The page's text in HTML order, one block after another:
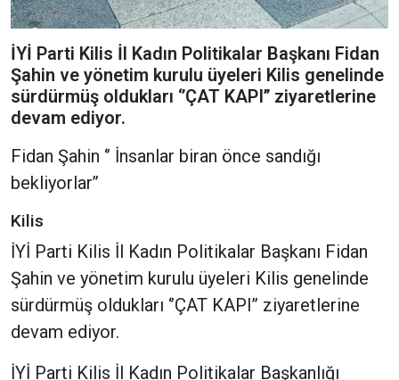
İYİ Parti Kilis İl Kadın Politikalar Başkanı Fidan
Şahin ve yönetim kurulu üyeleri Kilis genelinde
sürdürmüş oldukları ‘’ÇAT KAPI’’ ziyaretlerine
devam ediyor.
Fidan Şahin ‘’ İnsanlar biran önce sandığı
bekliyorlar’’
Kilis
İYİ Parti Kilis İl Kadın Politikalar Başkanı Fidan
Şahin ve yönetim kurulu üyeleri Kilis genelinde
sürdürmüş oldukları ‘’ÇAT KAPI’’ ziyaretlerine
devam ediyor.
İYİ Parti Kilis İl Kadın Politikalar Başkanlığı